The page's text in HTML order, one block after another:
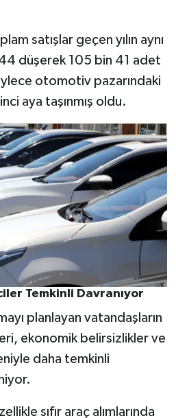
satışlar geçen yılın aynı
düşerek 105 bin 41 adet
otomotiv pazarındaki
aya taşınmış oldu.
Temkinli Davranıyor
planlayan vatandaşların
ekonomik belirsizlikler ve
daha temkinli
sıfır araç alımlarında